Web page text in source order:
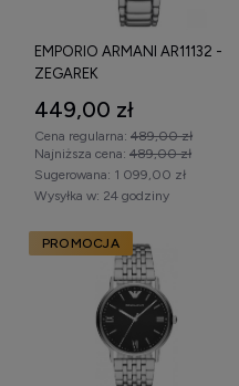
EMPORIO ARMANI AR11132 -
ZEGAREK
449,00 zł
Cena regularna: 489,00 zł
Najniższa cena: 489,00 zł
Wysyłka w: 24 godziny
Sugerowana: 1 099,00 zł
PROMOCJA